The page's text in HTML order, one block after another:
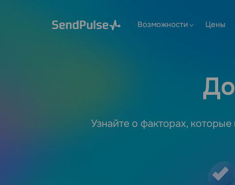
Возможности Цены
Узнайте о факторах,